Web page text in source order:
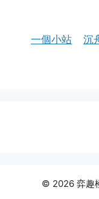
一個小站 沉
© 2026 弈趣